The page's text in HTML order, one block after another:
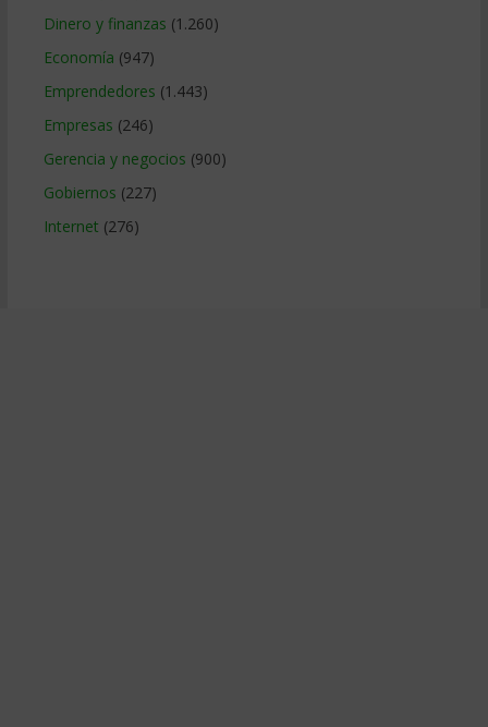
Dinero y finanzas (1.260)
Economía (947)
Emprendedores (1.443)
Empresas (246)
Gerencia y negocios (900)
Gobiernos (227)
Internet (276)